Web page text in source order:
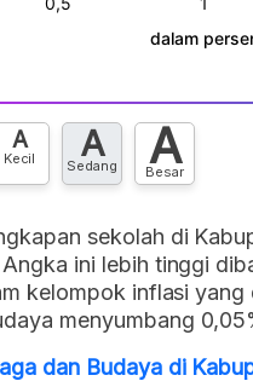
A
Kecil A
Sedang A
Besar
sekolah di
ini lebih tinggi
kelompok inflasi yang
menyumbang
dan Budaya di